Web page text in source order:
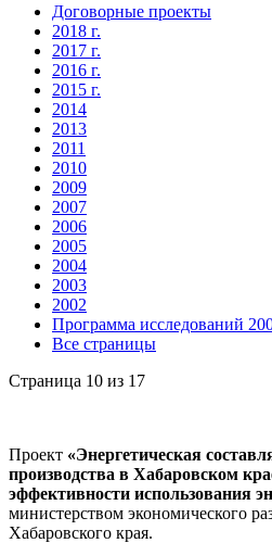
Договорные проекты
2018 г.
2017 г.
2016 г.
2015 г.
2014
2013
2011
2010
2009
2007
2006
2005
2004
2003
2002
Программа исследований
Все страницы
Страница 10 из 17
Проект «Энергетическая
производства в Хабаровском
эффективности использования
министерством экономического
Хабаровского края.